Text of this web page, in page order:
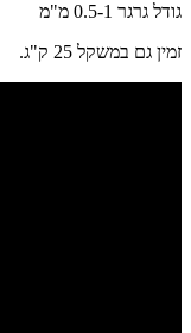
גודל גרגר 0.5-1 מ"מ
זמין גם במשקל 25 ק"ג.